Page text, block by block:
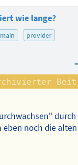
wie lange?
provider
durch
eben noch die alten